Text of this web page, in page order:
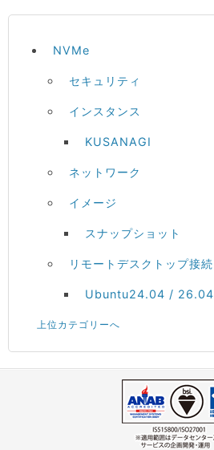
NVMe
セキュリティ
インスタンス
KUSANAGI
ネットワーク
イメージ
スナップショット
リモートデスクトップ接続
Ubuntu24.04 / 26.04
上位カテゴリーへ